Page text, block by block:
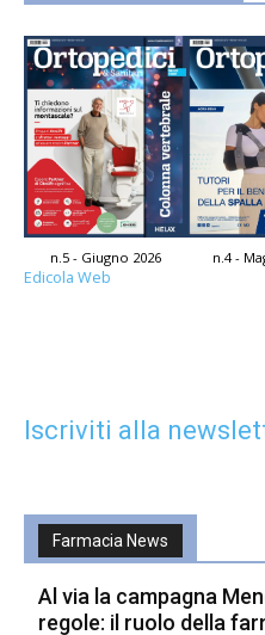
n.5 - Giugno 2026 n.4 -
Edicola Web
Iscriviti alla
Farmacia News
Al via la campagna
regole: il ruolo della